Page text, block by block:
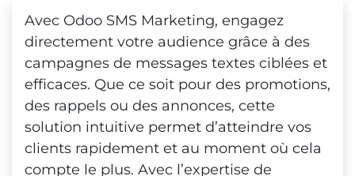
Avec Odoo SMS Marketing, engagez
directement votre audience grâce à des
campagnes de messages textes ciblées et
efficaces. Que ce soit pour des promotions,
des rappels ou des annonces, cette
solution intuitive permet d’atteindre vos
clients rapidement et au moment où cela
compte le plus. Avec l’expertise de